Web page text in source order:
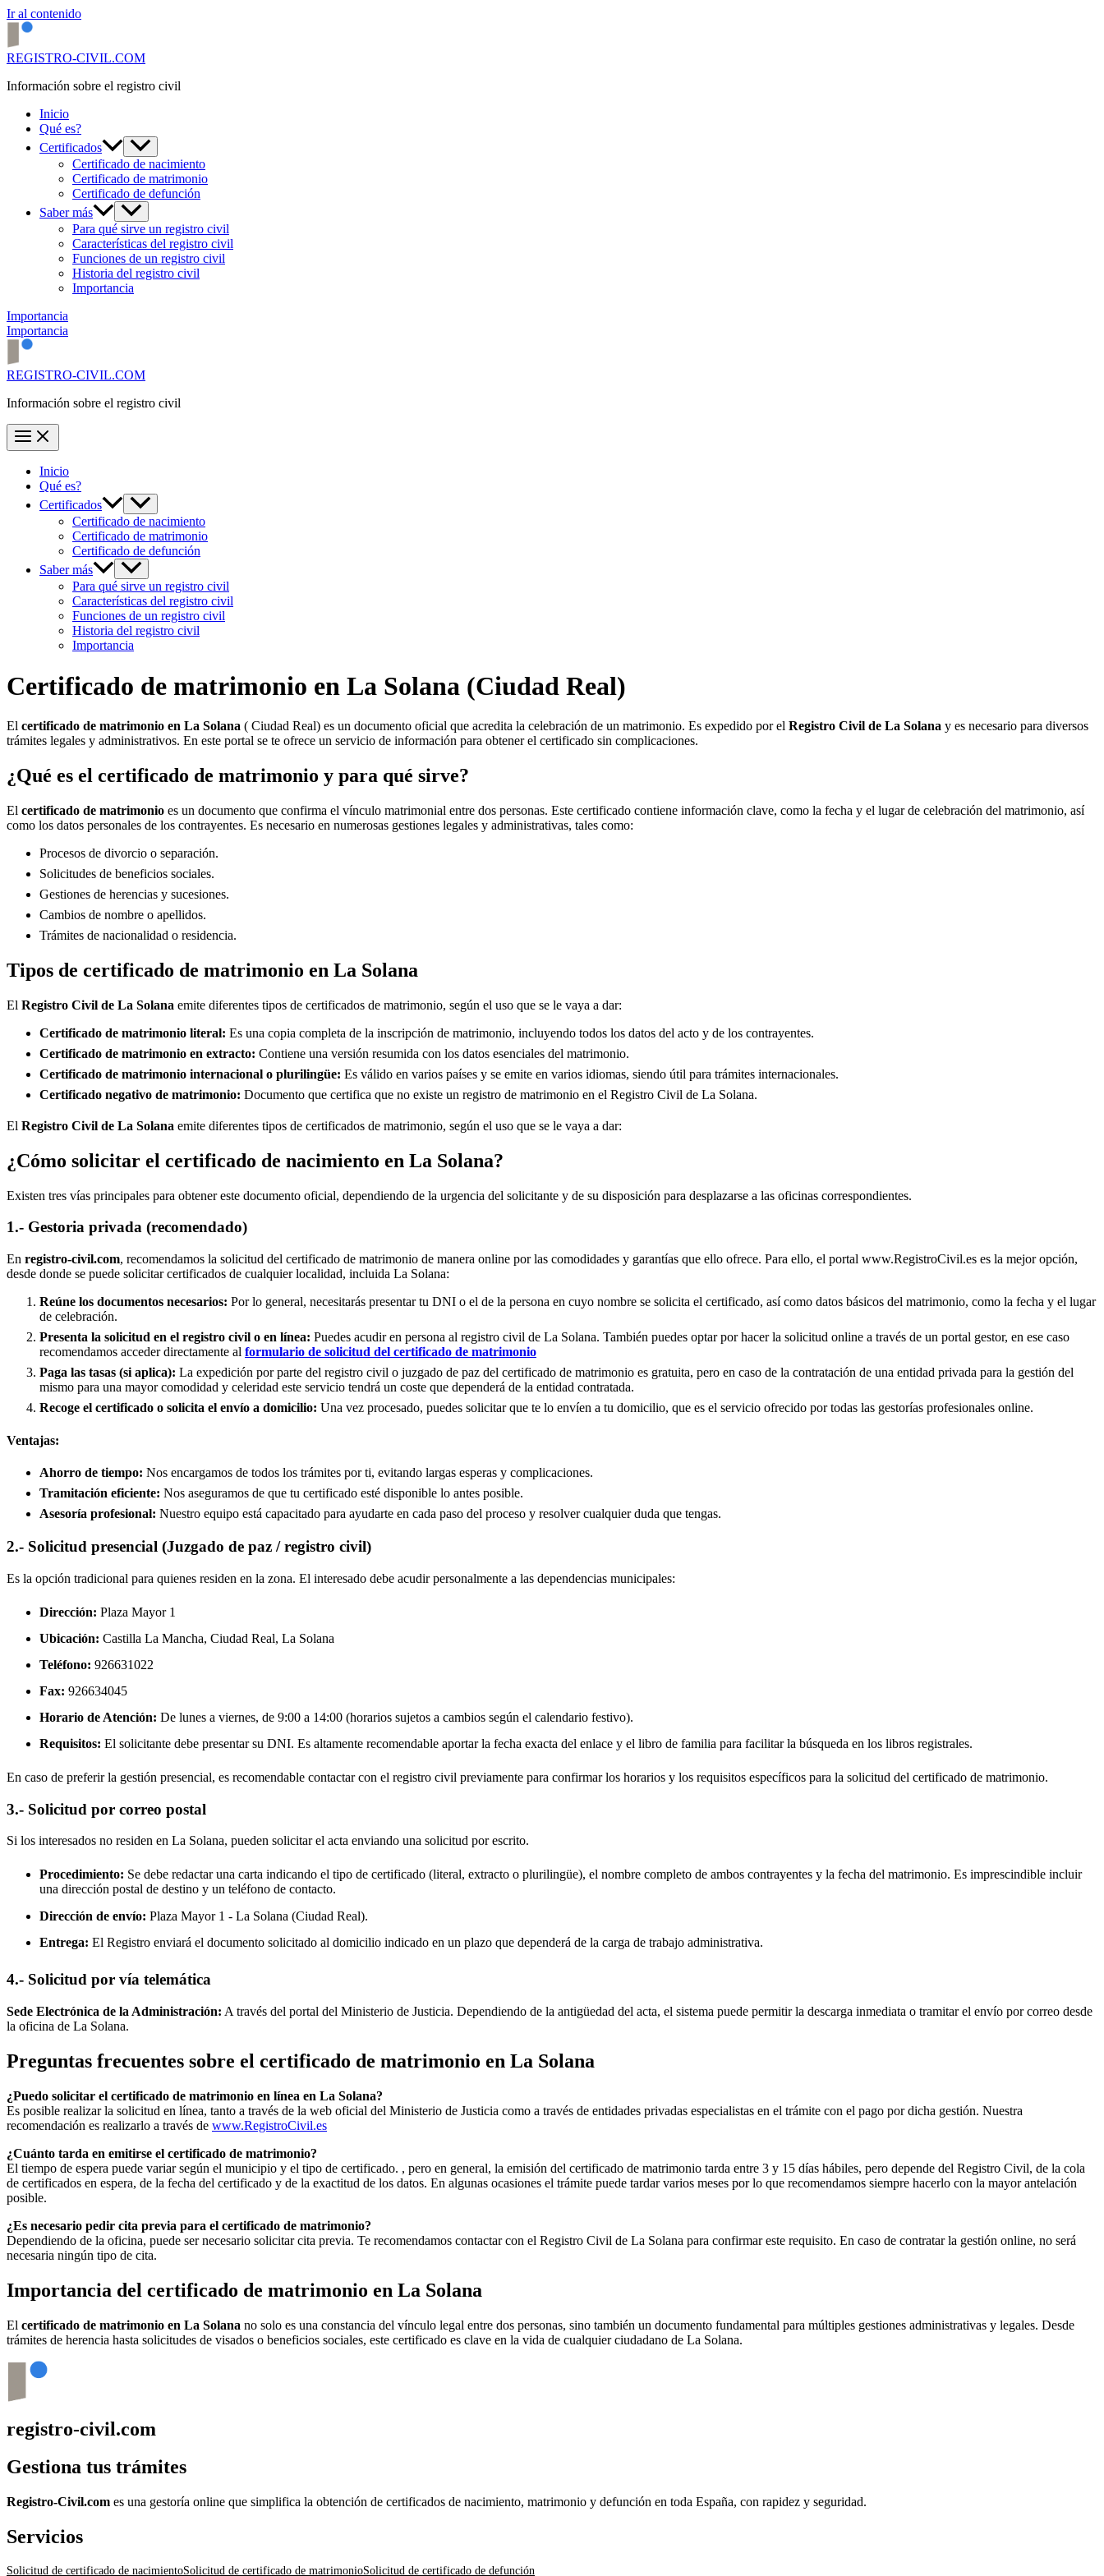
Ir al contenido
REGISTRO-CIVIL.COM
Información sobre el registro civil
Inicio
Qué es?
Certificados
Certificado de nacimiento
Certificado de matrimonio
Certificado de defunción
Saber más
Para qué sirve un registro civil
Características del registro civil
Funciones de un registro civil
Historia del registro civil
Importancia
Importancia
Importancia
REGISTRO-CIVIL.COM
Información sobre el registro civil
Inicio
Qué es?
Certificados
Certificado de nacimiento
Certificado de matrimonio
Certificado de defunción
Saber más
Para qué sirve un registro civil
Características del registro civil
Funciones de un registro civil
Historia del registro civil
Importancia
Certificado de matrimonio en La Solana (Ciudad Real)
El certificado de matrimonio en La Solana ( Ciudad Real) es un documento oficial que acredita la celebración de un matrimonio. Es expedido por el Registro Civil de La Solana y es necesario para diversos
trámites legales y administrativos. En este portal se te ofrece un servicio de información para obtener el certificado sin complicaciones.
¿Qué es el certificado de matrimonio y para qué sirve?
El certificado de matrimonio es un documento que confirma el vínculo matrimonial entre dos personas. Este certificado contiene información clave, como la fecha y el lugar de celebración del matrimonio, así
como los datos personales de los contrayentes. Es necesario en numerosas gestiones legales y administrativas, tales como:
Procesos de divorcio o separación.
Solicitudes de beneficios sociales.
Gestiones de herencias y sucesiones.
Cambios de nombre o apellidos.
Trámites de nacionalidad o residencia.
Tipos de certificado de matrimonio en La Solana
El Registro Civil de La Solana emite diferentes tipos de certificados de matrimonio, según el uso que se le vaya a dar:
Certificado de matrimonio literal: Es una copia completa de la inscripción de matrimonio, incluyendo todos los datos del acto y de los contrayentes.
Certificado de matrimonio en extracto: Contiene una versión resumida con los datos esenciales del matrimonio.
Certificado de matrimonio internacional o plurilingüe: Es válido en varios países y se emite en varios idiomas, siendo útil para trámites internacionales.
Certificado negativo de matrimonio: Documento que certifica que no existe un registro de matrimonio en el Registro Civil de La Solana.
El Registro Civil de La Solana emite diferentes tipos de certificados de matrimonio, según el uso que se le vaya a dar:
¿Cómo solicitar el certificado de nacimiento en La Solana?
Existen tres vías principales para obtener este documento oficial, dependiendo de la urgencia del solicitante y de su disposición para desplazarse a las oficinas correspondientes.
1.- Gestoria privada (recomendado)
En registro-civil.com, recomendamos la solicitud del certificado de matrimonio de manera online por las comodidades y garantías que ello ofrece. Para ello, el portal www.RegistroCivil.es es la mejor opción,
desde donde se puede solicitar certificados de cualquier localidad, incluida La Solana:
Reúne los documentos necesarios: Por lo general, necesitarás presentar tu DNI o el de la persona en cuyo nombre se solicita el certificado, así como datos básicos del matrimonio, como la fecha y el lugar
de celebración.
Presenta la solicitud en el registro civil o en línea: Puedes acudir en persona al registro civil de La Solana. También puedes optar por hacer la solicitud online a través de un portal gestor, en ese caso
recomendamos acceder directamente al formulario de solicitud del certificado de matrimonio
Paga las tasas (si aplica): La expedición por parte del registro civil o juzgado de paz del certificado de matrimonio es gratuita, pero en caso de la contratación de una entidad privada para la gestión del
mismo para una mayor comodidad y celeridad este servicio tendrá un coste que dependerá de la entidad contratada.
Recoge el certificado o solicita el envío a domicilio: Una vez procesado, puedes solicitar que te lo envíen a tu domicilio, que es el servicio ofrecido por todas las gestorías profesionales online.
Ventajas:
Ahorro de tiempo: Nos encargamos de todos los trámites por ti, evitando largas esperas y complicaciones.
Tramitación eficiente: Nos aseguramos de que tu certificado esté disponible lo antes posible.
Asesoría profesional: Nuestro equipo está capacitado para ayudarte en cada paso del proceso y resolver cualquier duda que tengas.
2.- Solicitud presencial (Juzgado de paz / registro civil)
Es la opción tradicional para quienes residen en la zona. El interesado debe acudir personalmente a las dependencias municipales:
Dirección: Plaza Mayor 1
Ubicación: Castilla La Mancha, Ciudad Real, La Solana
Teléfono: 926631022
Fax: 926634045
Horario de Atención: De lunes a viernes, de 9:00 a 14:00 (horarios sujetos a cambios según el calendario festivo).
Requisitos: El solicitante debe presentar su DNI. Es altamente recomendable aportar la fecha exacta del enlace y el libro de familia para facilitar la búsqueda en los libros registrales.
En caso de preferir la gestión presencial, es recomendable contactar con el registro civil previamente para confirmar los horarios y los requisitos específicos para la solicitud del certificado de matrimonio.
3.- Solicitud por correo postal
Si los interesados no residen en La Solana, pueden solicitar el acta enviando una solicitud por escrito.
Procedimiento: Se debe redactar una carta indicando el tipo de certificado (literal, extracto o plurilingüe), el nombre completo de ambos contrayentes y la fecha del matrimonio. Es imprescindible incluir
una dirección postal de destino y un teléfono de contacto.
Dirección de envío: Plaza Mayor 1 - La Solana (Ciudad Real).
Entrega: El Registro enviará el documento solicitado al domicilio indicado en un plazo que dependerá de la carga de trabajo administrativa.
4.- Solicitud por vía telemática
Sede Electrónica de la Administración: A través del portal del Ministerio de Justicia. Dependiendo de la antigüedad del acta, el sistema puede permitir la descarga inmediata o tramitar el envío por correo desde
la oficina de La Solana.
Preguntas frecuentes sobre el certificado de matrimonio en La Solana
¿Puedo solicitar el certificado de matrimonio en línea en La Solana?
Es posible realizar la solicitud en línea, tanto a través de la web oficial del Ministerio de Justicia como a través de entidades privadas especialistas en el trámite con el pago por dicha gestión. Nuestra
recomendación es realizarlo a través de www.RegistroCivil.es
¿Cuánto tarda en emitirse el certificado de matrimonio?
El tiempo de espera puede variar según el municipio y el tipo de certificado. , pero en general, la emisión del certificado de matrimonio tarda entre 3 y 15 días hábiles, pero depende del Registro Civil, de la cola
de certificados en espera, de la fecha del certificado y de la exactitud de los datos. En algunas ocasiones el trámite puede tardar varios meses por lo que recomendamos siempre hacerlo con la mayor antelación
posible.
¿Es necesario pedir cita previa para el certificado de matrimonio?
Dependiendo de la oficina, puede ser necesario solicitar cita previa. Te recomendamos contactar con el Registro Civil de La Solana para confirmar este requisito. En caso de contratar la gestión online, no será
necesaria ningún tipo de cita.
Importancia del certificado de matrimonio en La Solana
El certificado de matrimonio en La Solana no solo es una constancia del vínculo legal entre dos personas, sino también un documento fundamental para múltiples gestiones administrativas y legales. Desde
trámites de herencia hasta solicitudes de visados o beneficios sociales, este certificado es clave en la vida de cualquier ciudadano de La Solana.
registro-civil.com
Gestiona tus trámites
Registro-Civil.com es una gestoría online que simplifica la obtención de certificados de nacimiento, matrimonio y defunción en toda España, con rapidez y seguridad.
Servicios
Solicitud de certificado de nacimientoSolicitud de certificado de matrimonioSolicitud de certificado de defunción